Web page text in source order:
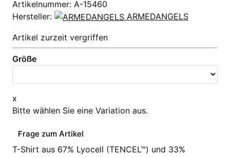
Artikelnummer: A-15460
Hersteller:
ARMEDANGELS
Artikel zurzeit vergriffen
Größe
x
Bitte wählen Sie eine Variation aus.
Frage zum Artikel
T-Shirt aus 67% Lyocell (TENCEL™) und 33%